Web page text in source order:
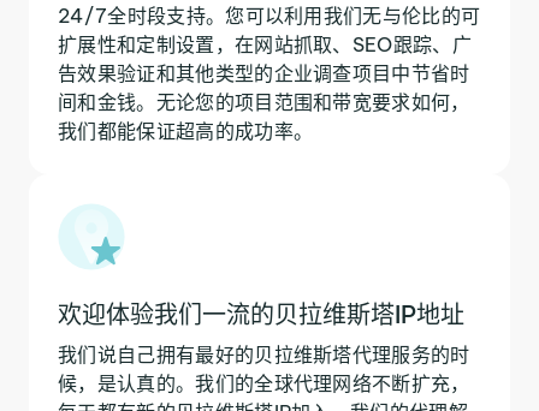
24/7全时段支持。您可以利用我们无与伦比的可
扩展性和定制设置，在网站抓取、SEO跟踪、广
告效果验证和其他类型的企业调查项目中节省时
间和金钱。无论您的项目范围和带宽要求如何，
我们都能保证超高的成功率。
欢迎体验我们一流的贝拉维斯塔IP地址
我们说自己拥有最好的贝拉维斯塔代理服务的时
候，是认真的。我们的全球代理网络不断扩充，